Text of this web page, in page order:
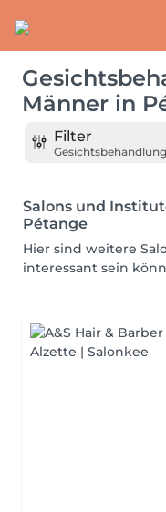
Männer in
Filter
Salons und
Pétange
Hier sind weitere
interessant sein